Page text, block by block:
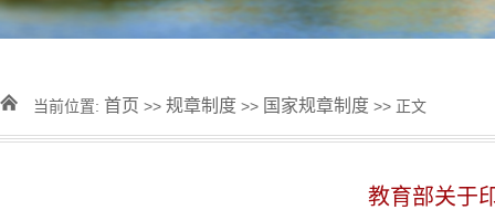
当前位置: 首页 >> 规章制度 >> 国家规章制度 >> 正文
教育部关于